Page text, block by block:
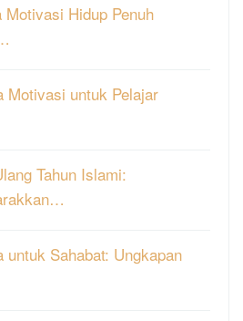
Motivasi Hidup Penuh
Motivasi untuk Pelajar
Tahun Islami:
untuk Sahabat: Ungkapan